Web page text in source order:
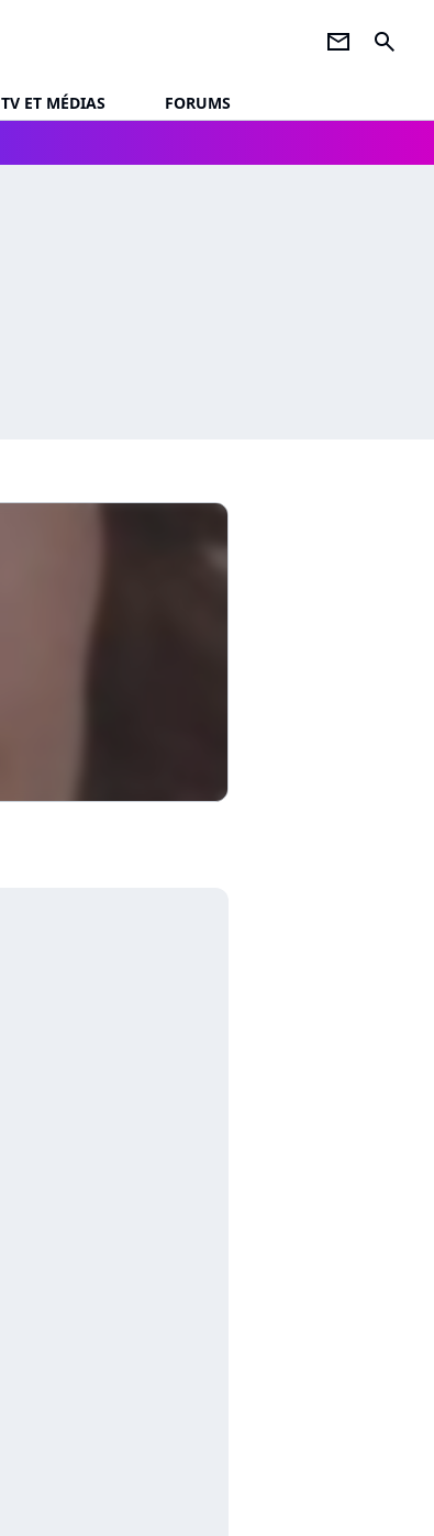
newsletter search
TV ET MÉDIAS
FORUMS